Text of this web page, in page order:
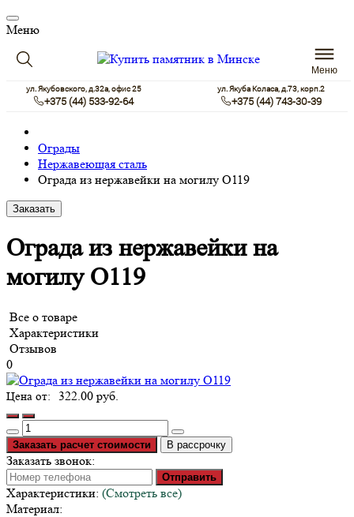
Меню
Меню
ул. Якубовского, д.32а, офис 25
+375 (44) 533-92-64
ул. Якуба Коласа, д.73, корп.2
+375 (44) 743-30-39
Ограды
Нержавеющая сталь
Ограда из нержавейки на могилу О119
Заказать
Ограда из нержавейки на
могилу О119
Все о товаре
Характеристики
Отзывов
0
322.00 руб.
Заказать расчет стоимости В рассрочку
Заказать звонок:
Отправить
Характеристики: (Смотреть все)
Материал: